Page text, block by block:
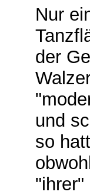
Nur
der
und
so